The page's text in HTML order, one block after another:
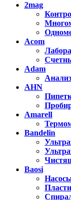
2mag
Acom
Adam
AHN
Amarell
Bandelin
Baosi